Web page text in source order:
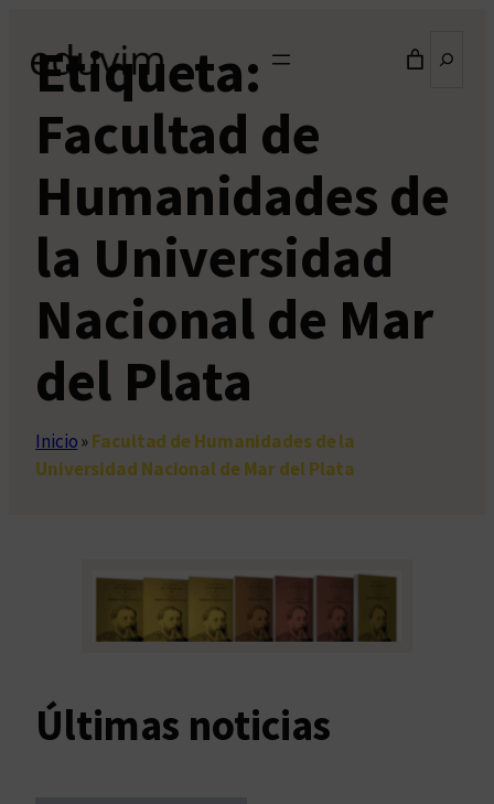
contenido
Etiqueta:
Facultad de
Humanidades de
la Universidad
Nacional de Mar
del Plata
Inicio»Facultad de Humanidades de la
Universidad Nacional de Mar del Plata
Últimas noticias